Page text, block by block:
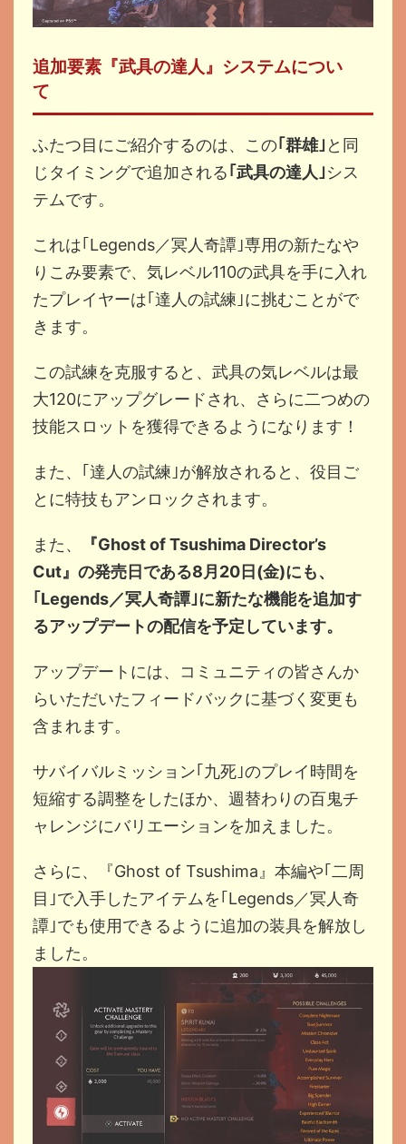
追加要素『武具の達人』システムについ
て
ふたつ目にご紹介するのは、この｢群雄｣と同
じタイミングで追加される｢武具の達人｣シス
テムです。
これは｢Legends／冥人奇譚｣専用の新たなや
りこみ要素で、気レベル110の武具を手に入れ
たプレイヤーは｢達人の試練｣に挑むことがで
きます。
この試練を克服すると、武具の気レベルは最
大120にアップグレードされ、さらに二つめの
技能スロットを獲得できるようになります！
また、｢達人の試練｣が解放されると、役目ご
とに特技もアンロックされます。
また、
『Ghost of Tsushima Director’s
Cut』の発売日である8月20日(金)にも、
｢Legends／冥人奇譚｣に新たな機能を追加す
るアップデートの配信を予定しています。
アップデートには、コミュニティの皆さんか
らいただいたフィードバックに基づく変更も
含まれます。
サバイバルミッション｢九死｣のプレイ時間を
短縮する調整をしたほか、週替わりの百鬼チ
ャレンジにバリエーションを加えました。
さらに、『Ghost of Tsushima』本編や｢二周
目｣で入手したアイテムを｢Legends／冥人奇
譚｣でも使用できるように追加の装具を解放し
ました。